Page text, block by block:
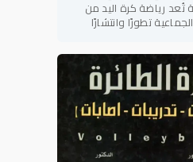
تُعد رياضة كرة اليد من
تطورًا وانتشارًا
والتنوع الخططي،